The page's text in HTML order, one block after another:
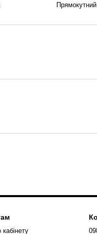
Прямокутний
кабінету